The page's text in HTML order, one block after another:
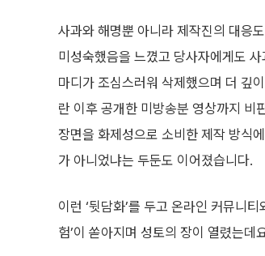
사과와 해명뿐 아니라 제작진의 대응
미성숙했음을 느꼈고 당사자에게도
마디가 조심스러워 삭제했으며 더 깊
란 이후 공개한 미방송분 영상까지 비
장면을 화제성으로 소비한 제작 방식
가 아니었냐는 두둔도 이어졌습니다.
이런 ‘뒷담화’를 두고 온라인 커뮤니
험’이 쏟아지며 성토의 장이 열렸는데